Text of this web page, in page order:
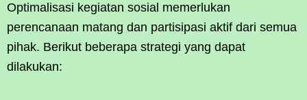
Optimalisasi kegiatan sosial memerlukan
perencanaan matang dan partisipasi aktif dari semua
pihak. Berikut beberapa strategi yang dapat
dilakukan: